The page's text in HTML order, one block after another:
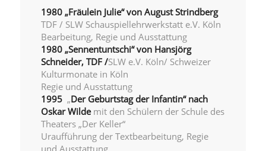
1980 „Fräulein Julie“ von August Strindberg
TDF / SLW Schauspiellehrwerkstatt e.V. Köln
Bearbeitung, Regie und Ausstattung
1980 „Sennentuntschi“ von Hansjörg
Schneider, TDF /SLW e.V. Köln/ Schweizer
Kulturmonate in Köln
Regie und Ausstattung
1995 „Der Geburtstag der Infantin“ nach
Oskar Wilde mit den Schülern der Schule des
Theaters „Der Keller“
Uraufführung der Textbearbeitung, Regie
und Ausstattung